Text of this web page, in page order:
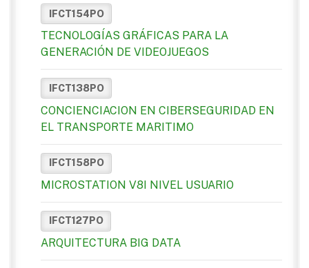
IFCT154PO
TECNOLOGÍAS GRÁFICAS PARA LA
GENERACIÓN DE VIDEOJUEGOS
IFCT138PO
CONCIENCIACION EN CIBERSEGURIDAD EN
EL TRANSPORTE MARITIMO
IFCT158PO
MICROSTATION V8I NIVEL USUARIO
IFCT127PO
ARQUITECTURA BIG DATA